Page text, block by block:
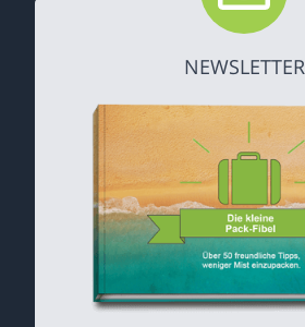
NEWSLETTER